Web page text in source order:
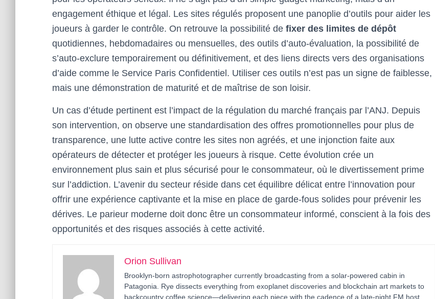
engagement éthique et légal. Les sites régulés proposent une panoplie d’outils pour aider les
joueurs à garder le contrôle. On retrouve la possibilité de fixer des limites de dépôt
quotidiennes, hebdomadaires ou mensuelles, des outils d’auto-évaluation, la possibilité de
s’auto-exclure temporairement ou définitivement, et des liens directs vers des organisations
d’aide comme le Service Paris Confidentiel. Utiliser ces outils n’est pas un signe de faiblesse,
mais une démonstration de maturité et de maîtrise de son loisir.
Un cas d’étude pertinent est l’impact de la régulation du marché français par l’ANJ. Depuis
son intervention, on observe une standardisation des offres promotionnelles pour plus de
transparence, une lutte active contre les sites non agréés, et une injonction faite aux
opérateurs de détecter et protéger les joueurs à risque. Cette évolution crée un
environnement plus sain et plus sécurisé pour le consommateur, où le divertissement prime
sur l’addiction. L’avenir du secteur réside dans cet équilibre délicat entre l’innovation pour
offrir une expérience captivante et la mise en place de garde-fous solides pour prévenir les
dérives. Le parieur moderne doit donc être un consommateur informé, conscient à la fois des
opportunités et des risques associés à cette activité.
Orion Sullivan
Brooklyn-born astrophotographer currently broadcasting from a solar-powered cabin in
Patagonia. Rye dissects everything from exoplanet discoveries and blockchain art markets to
backcountry coffee science—delivering each piece with the cadence of a late-night FM host.